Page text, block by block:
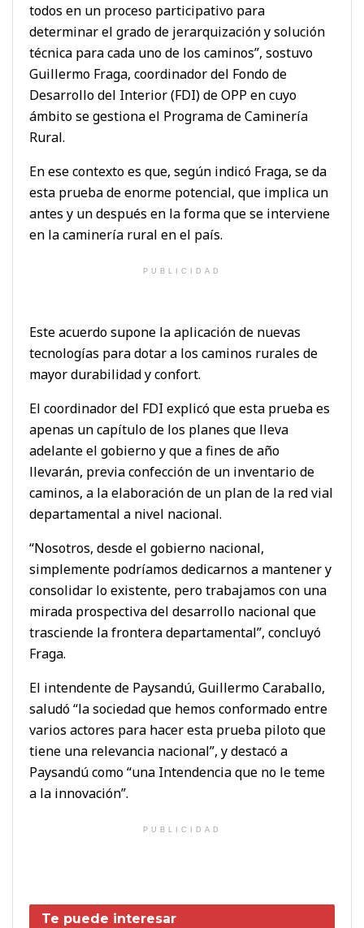
todos en un proceso participativo para
determinar el grado de jerarquización y solución
técnica para cada uno de los caminos”, sostuvo
Guillermo Fraga, coordinador del Fondo de
Desarrollo del Interior (FDI) de OPP en cuyo
ámbito se gestiona el Programa de Caminería
Rural.
En ese contexto es que, según indicó Fraga, se da
esta prueba de enorme potencial, que implica un
antes y un después en la forma que se interviene
en la caminería rural en el país.
PUBLICIDAD
Este acuerdo supone la aplicación de nuevas
tecnologías para dotar a los caminos rurales de
mayor durabilidad y confort.
El coordinador del FDI explicó que esta prueba es
apenas un capítulo de los planes que lleva
adelante el gobierno y que a fines de año
llevarán, previa confección de un inventario de
caminos, a la elaboración de un plan de la red vial
departamental a nivel nacional.
“Nosotros, desde el gobierno nacional,
simplemente podríamos dedicarnos a mantener y
consolidar lo existente, pero trabajamos con una
mirada prospectiva del desarrollo nacional que
trasciende la frontera departamental”, concluyó
Fraga.
El intendente de Paysandú, Guillermo Caraballo,
saludó “la sociedad que hemos conformado entre
varios actores para hacer esta prueba piloto que
tiene una relevancia nacional”, y destacó a
Paysandú como “una Intendencia que no le teme
a la innovación”.
PUBLICIDAD
Te puede interesar